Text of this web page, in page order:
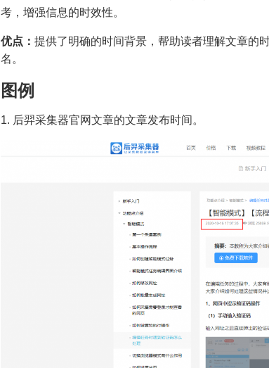
考，增强信息的时效性。
优点： 提供了明确的时间背景，帮助读者理解文章的
名。
图例
1. 后羿采集器官网文章的文章发布时间。